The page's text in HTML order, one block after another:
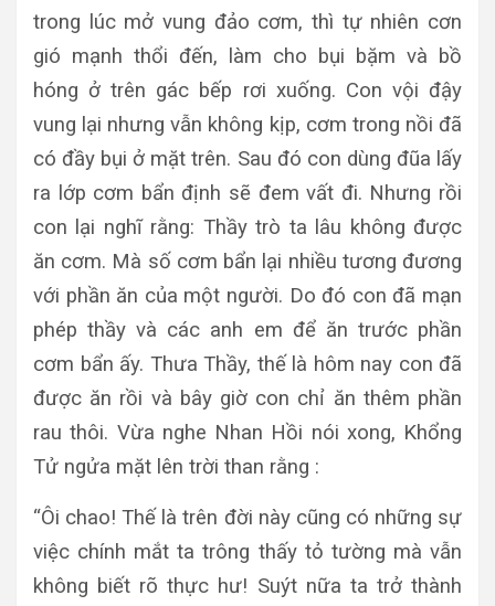
trong lúc mở vung đảo cơm, thì tự nhiên cơn
gió mạnh thổi đến, làm cho bụi bặm và bồ
hóng ở trên gác bếp rơi xuống. Con vội đậy
vung lại nhưng vẫn không kịp, cơm trong nồi đã
có đầy bụi ở mặt trên. Sau đó con dùng đũa lấy
ra lớp cơm bẩn định sẽ đem vất đi. Nhưng rồi
con lại nghĩ rằng: Thầy trò ta lâu không được
ăn cơm. Mà số cơm bẩn lại nhiều tương đương
với phần ăn của một người. Do đó con đã mạn
phép thầy và các anh em để ăn trước phần
cơm bẩn ấy. Thưa Thầy, thế là hôm nay con đã
được ăn rồi và bây giờ con chỉ ăn thêm phần
rau thôi. Vừa nghe Nhan Hồi nói xong, Khổng
Tử ngửa mặt lên trời than rằng :
“Ôi chao! Thế là trên đời này cũng có những sự
việc chính mắt ta trông thấy tỏ tường mà vẫn
không biết rõ thực hư! Suýt nữa ta trở thành